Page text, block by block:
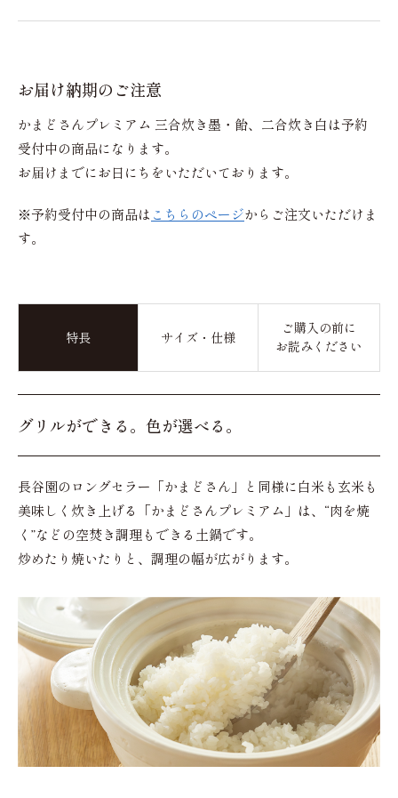
お届け納期のご注意
かまどさんプレミアム 三合炊き墨・飴、二合炊き白は予約
受付中の商品になります。
お届けまでにお日にちをいただいております。
※予約受付中の商品は こちらのページからご注文いただけま
す。
特長 サイズ・仕様
ご購入の前に
お読みください
グリルができる。色が選べる。
長谷園のロングセラー「かまどさん」と同様に白米も玄米も
美味しく炊き上げる「かまどさんプレミアム」は、“肉を焼
く”などの空焚き調理もできる土鍋です。
炒めたり焼いたりと、調理の幅が広がります。